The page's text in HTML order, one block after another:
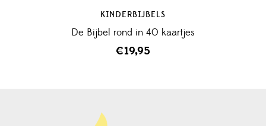
KINDERBIJBELS
De Bijbel rond in 40 kaartjes
€19,95